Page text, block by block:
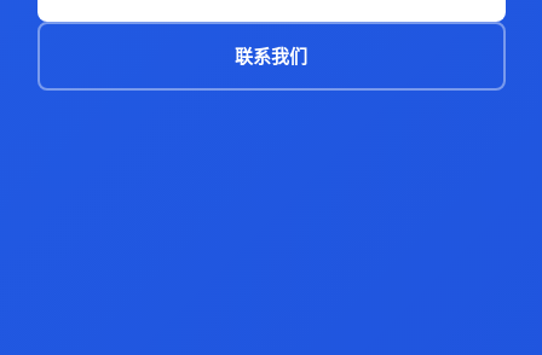
联系我们